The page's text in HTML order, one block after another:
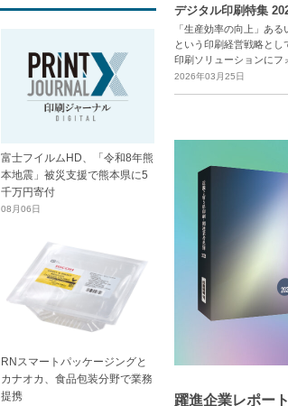
富士フイルムHD、「令和8年熊
本地震」被災支援で熊本県に5
千万円寄付
08月06日
RNスマートパッケージングと
カナオカ、食品包装分野で業務
提携
デジタル印刷特集
「生産効率の向上」ある
という印刷経営戦略とし
印刷ソリューションにフ
2026年03月25日
躍進企業レポート